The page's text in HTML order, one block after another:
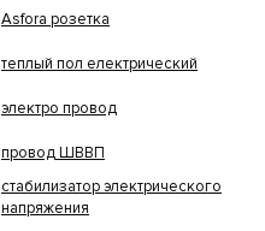
Asfora розетка
теплый пол електрический
электро провод
провод ШВВП
стабилизатор электрического
напряжения